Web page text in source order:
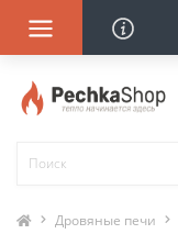
Дровяные печи